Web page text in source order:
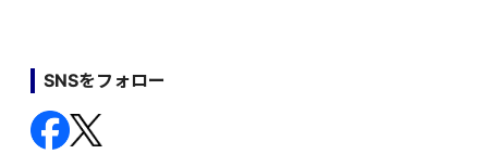
SNSをフォロー